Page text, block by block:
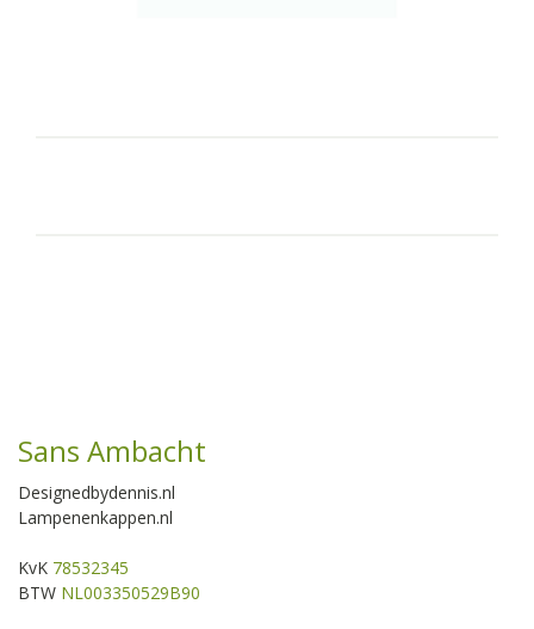
Sans Ambacht
Designedbydennis.nl
Lampenenkappen.nl
KvK 78532345
BTW NL003350529B90